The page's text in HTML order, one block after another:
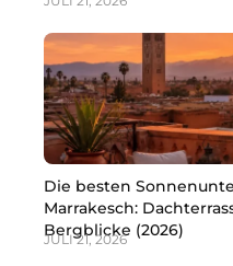
Die besten
Marrakesch:
Bergblicke (2026)
JULI 21, 2026